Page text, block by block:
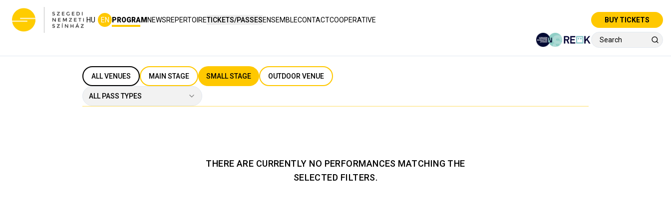
HU EN PROGRAM NEWSREPERTOIRETICKETS/PASSESENSEMBLECONTACTCOOPERATIVE BUY TICKETS
ALL VENUES MAIN STAGE SMALL STAGE OUTDOOR VENUE
ALL PASS TYPES
THERE ARE CURRENTLY NO PERFORMANCES MATCHING THE
SELECTED FILTERS.